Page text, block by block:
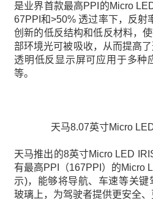
是业界首款最高PPI的Micro
67PPI和>50% 透过率下，反射
创新的低反结构和低反材料，
部环境光可被吸收，从而提高
透明低反显示屏可应用于多种
等。
天马8.07英寸Micro
天马推出的8英寸Micro LED
有最高PPI（167PPI）的Micro
示)，能够将导航、车速等关
玻璃上，为驾驶者提供更安全、